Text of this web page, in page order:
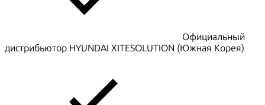
Официальный
дистрибьютор HYUNDAI XITESOLUTION (Южная Корея)